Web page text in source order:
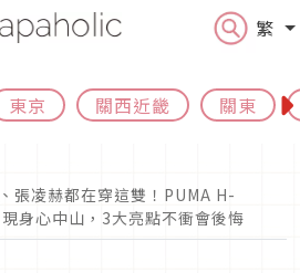
繁
東京 關西近畿 關東
張凌赫都在穿這雙！PUMA H-
身心中山，3大亮點不衝會後悔